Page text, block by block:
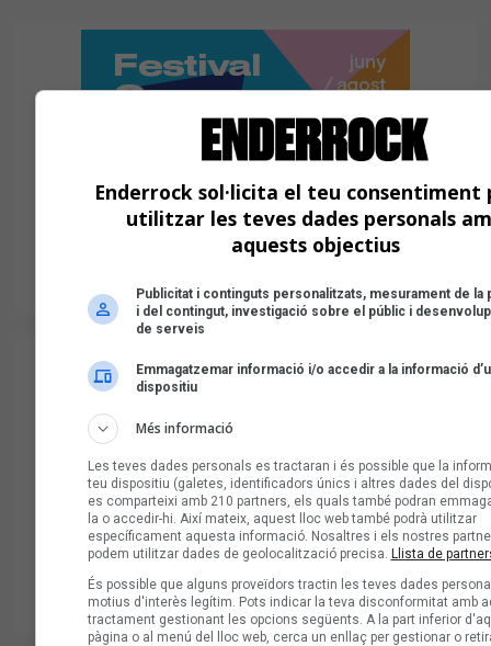
Enderrock sol·licita el teu consentiment
utilitzar les teves dades personals
aquests objectius
Publicitat i continguts personalitzats, mesurament de la
i del contingut, investigació sobre el públic i
de serveis
Emmagatzemar informació i/o accedir a la informació
dispositiu
Més informació
Les teves dades personals es tractaran i és possible que la
teu dispositiu (galetes, identificadors únics i altres dades del
es comparteixi amb 210 partners, els quals també podran
la o accedir-hi. Així mateix, aquest lloc web també podrà utilitzar
específicament aquesta informació. Nosaltres i els nostres
podem utilitzar dades de geolocalització precisa. Llista de
És possible que alguns proveïdors tractin les teves dades
motius d'interès legítim. Pots indicar la teva disconformitat amb
tractament gestionant les opcions següents. A la part inferior
pàgina o al menú del lloc web, cerca un enllaç per gestionar o